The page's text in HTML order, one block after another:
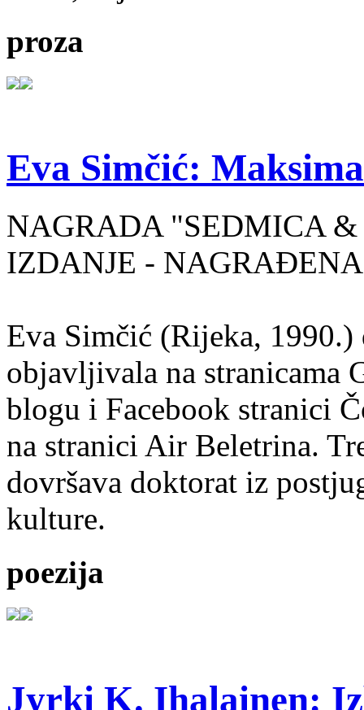
proza
Eva Simčić:
NAGRADA "SEDMICA
IZDANJE -
Eva Simčić (Rijeka, 1990.)
objavljivala na stranicama
blogu i Facebook stranici
na stranici Air Beletrina.
dovršava doktorat iz
kulture.
poezija
Jyrki K. Ihalainen: